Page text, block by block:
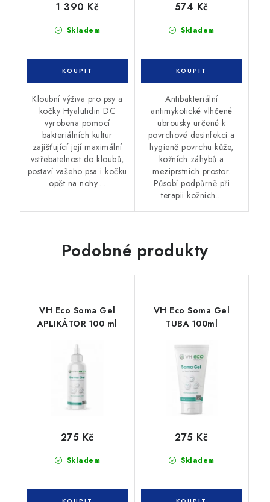
Skladem
1 390 Kč
Kloubní výživa pro psy a
kočky Hyalutidin DC
vyrobena pomocí
bakteriálních kultur
zajišťující její maximální
vstřebatelnost do kloubů,
postaví vašeho psa i kočku
opět na nohy....
Skladem
574 Kč
Antibakteriální
antimykotické vlhčené
ubrousky určené k
povrchové desinfekci a
hygieně povrchu kůže,
kožních záhybů a
meziprstních prostor.
Působí podpůrně při
terapii kožních...
Podobné produkty
VH Eco Soma Gel
APLIKÁTOR 100 ml
Skladem
275 Kč
VH Eco Soma Gel
TUBA 100ml
Skladem
275 Kč